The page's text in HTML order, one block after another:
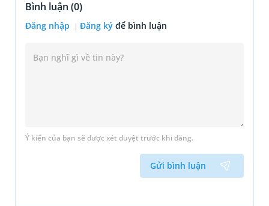
Bình luận (0)
Đăng nhập Đăng ký để bình luận
Ý kiến của bạn sẽ được xét duyệt trước khi đăng.
Gửi bình luận